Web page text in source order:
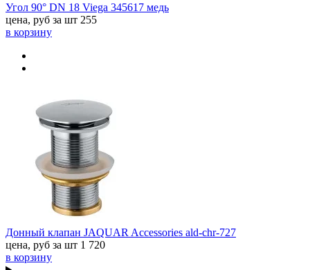
Угол 90° DN 18 Viega 345617 медь
цена, руб за шт 255
в корзину
Донный клапан JAQUAR Accessories ald-chr-727
цена, руб за шт 1 720
в корзину